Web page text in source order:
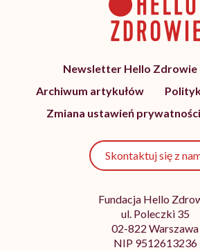
Newsletter Hello Zdrowie
Archiwum artykułów
Zmiana ustawień prywatności
Skontaktuj się z
Fundacja Hello
ul. Poleczki 35
02-822 Warszawa
NIP 9512613236